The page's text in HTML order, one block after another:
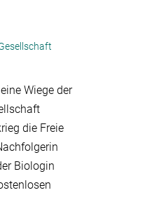
Wiege der
die Freie
Biologin